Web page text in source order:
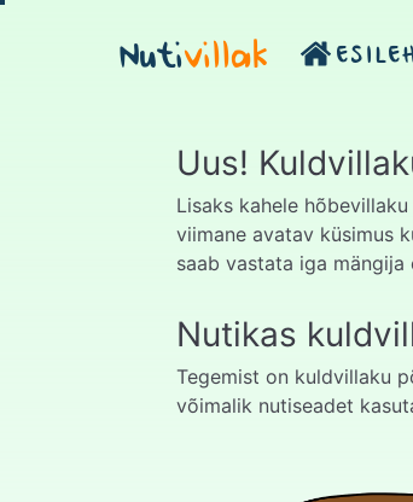
Nutivillak
Uus!
Lisaks kahele
viimane avatav küsimus
saab vastata iga mängija
Nutikas
Tegemist on kuldvillaku
võimalik nutiseadet